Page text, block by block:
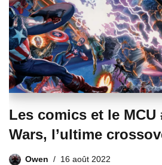
Les comics et le MCU
Wars, l’ultime
Owen 16 août 2022